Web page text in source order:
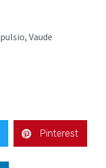
pulsio, Vaude
Pinterest